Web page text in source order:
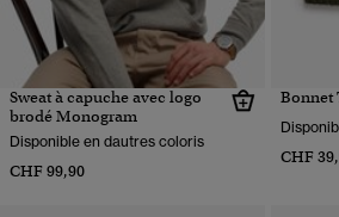
Sweat à capuche avec logo
brodé Monogram
Disponible en dautres coloris
CHF 99,90
Bonnet
CHF